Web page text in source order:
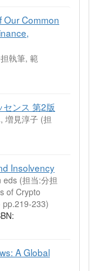
Our Common
執筆, 範
センス 第2版
増見淳子 (担
Insolvency
(担当:分担
of Crypto
pp.219-233)
A Global